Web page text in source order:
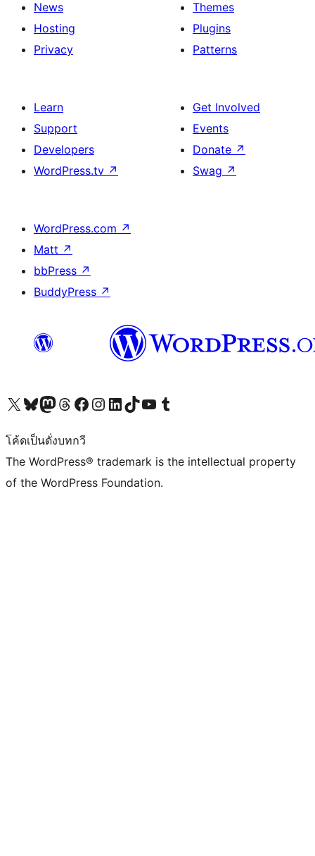
News
Hosting
Privacy
Themes
Plugins
Patterns
Learn
Support
Developers
WordPress.tv ↗
Get Involved
Events
Donate ↗
Swag ↗
WordPress.com ↗
Matt ↗
bbPress ↗
BuddyPress ↗
Visit our X (formerly Twitter) account
Visit our Bluesky account
Visit our Mastodon account
Visit our Threads account
Visit our Facebook page
Visit our Instagram account
Visit our LinkedIn account
Visit our TikTok account
Visit our YouTube channel
Visit our Tumblr account
โค้ดเป็นดั่งบทกวี
The WordPress® trademark is the intellectual property
of the WordPress Foundation.